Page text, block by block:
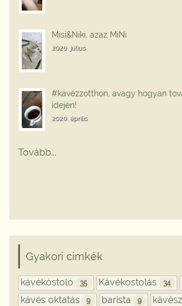
Misi&Niki, azaz MiNi
2020. július
#kávézzotthon, avagy hogyan
idején!
2020. április
Tovább...
Gyakori cimkék
kávékóstoló 35 Kávékostolás 34
kávés oktatás 9 barista 9